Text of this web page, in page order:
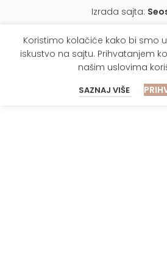
Izrada sajta:
Koristimo kolačiće kako bi smo
iskustvo na sajtu. Prihvatanjem
našim uslovima
SAZNAJ VIŠE